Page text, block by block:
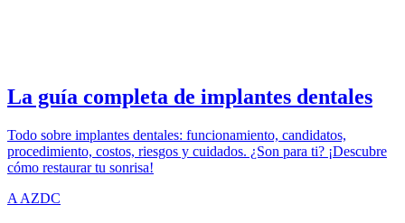
La guía completa de implantes dentales
Todo sobre implantes dentales: funcionamiento, candidatos,
procedimiento, costos, riesgos y cuidados. ¿Son para ti? ¡Descubre
cómo restaurar tu sonrisa!
A AZDC